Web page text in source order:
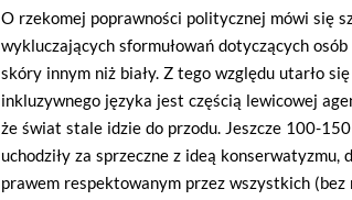
O rzekomej poprawności politycznej mówi się
wykluczających sformułowań dotyczących
skóry innym niż biały. Z tego względu utarło
inkluzywnego języka jest częścią lewicowej
że świat stale idzie do przodu. Jeszcze 100-
uchodziły za sprzeczne z ideą
prawem respektowanym przez wszystkich